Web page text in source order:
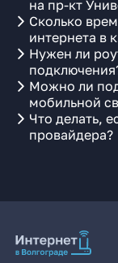
на пр-кт
Сколько
интернета в
Нужен ли
Можно ли
мобильной
Что делать,
провайдера?